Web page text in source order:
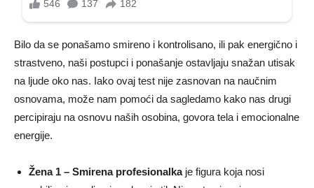
Bilo da se ponašamo smireno i kontrolisano, ili pak energično i
strastveno, naši postupci i ponašanje ostavljaju snažan utisak
na ljude oko nas. Iako ovaj test nije zasnovan na naučnim
osnovama, može nam pomoći da sagledamo kako nas drugi
percipiraju na osnovu naših osobina, govora tela i emocionalne
energije.
Žena 1 – Smirena profesionalkaje figura koja nosi